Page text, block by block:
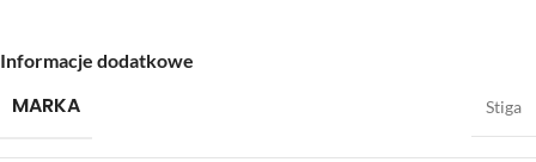
Informacje dodatkowe
MARKA Stiga